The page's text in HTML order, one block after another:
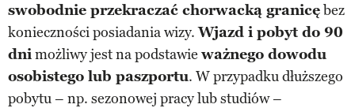
swobodnie przekraczać chorwacką granicębez
konieczności posiadania wizy.Wjazd i pobyt do 90
dnimożliwy jest na podstawie ważnego dowodu
osobistego lub paszportu. W przypadku dłuższego
pobytu – np. sezonowej pracy lub studiów –